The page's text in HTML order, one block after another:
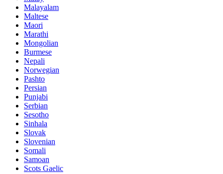
Malayalam
Maltese
Maori
Marathi
Mongolian
Burmese
Nepali
Norwegian
Pashto
Persian
Punjabi
Serbian
Sesotho
Sinhala
Slovak
Slovenian
Somali
Samoan
Scots Gaelic